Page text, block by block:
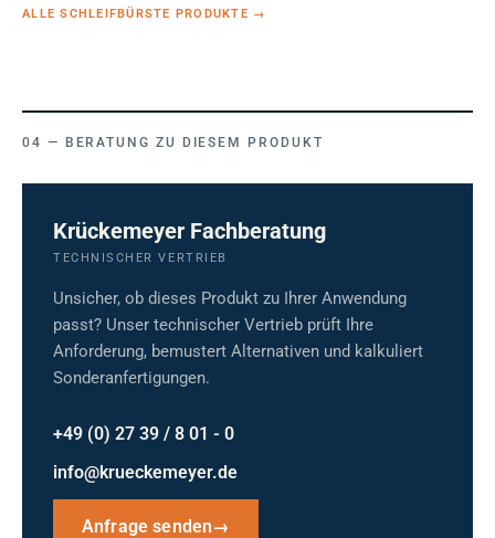
ALLE SCHLEIFBÜRSTE PRODUKTE →
BERATUNG ZU DIESEM PRODUKT
Krückemeyer Fachberatung
TECHNISCHER VERTRIEB
Unsicher, ob dieses Produkt zu Ihrer Anwendung
passt? Unser technischer Vertrieb prüft Ihre
Anforderung, bemustert Alternativen und kalkuliert
Sonderanfertigungen.
+49 (0) 27 39 / 8 01 - 0
info@krueckemeyer.de
Anfrage senden→